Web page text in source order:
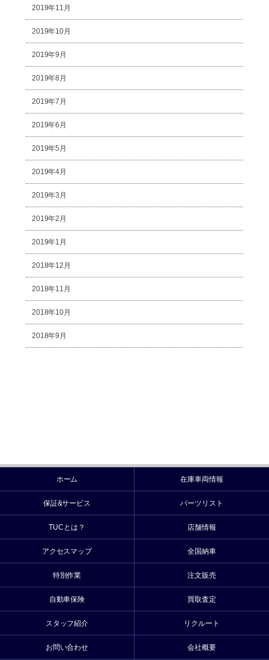
2019年11月
2019年10月
2019年9月
2019年8月
2019年7月
2019年6月
2019年5月
2019年4月
2019年3月
2019年2月
2019年1月
2018年12月
2018年11月
2018年10月
2018年9月
ホーム 在庫車両情報
保証&サービス パーツリスト
TUCとは？ 店舗情報
アクセスマップ 全国納車
特別作業 注文販売
自動車保険 買取査定
スタッフ紹介 リクルート
お問い合わせ 会社概要